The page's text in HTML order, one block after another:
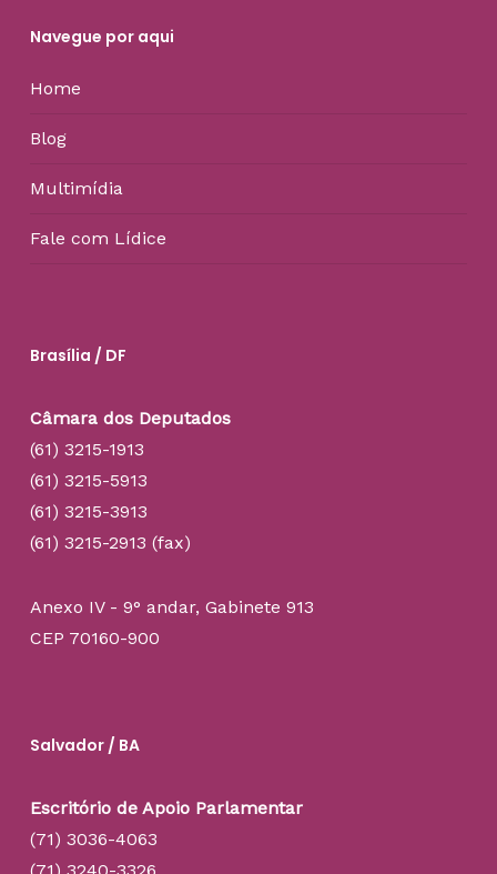
Navegue por aqui
Home
Blog
Multimídia
Fale com Lídice
Brasília / DF
Câmara dos Deputados
(61) 3215-1913
(61) 3215-5913
(61) 3215-3913
(61) 3215-2913 (fax)
Anexo IV - 9° andar, Gabinete 913
CEP 70160-900
Salvador / BA
Escritório de Apoio Parlamentar
(71) 3036-4063